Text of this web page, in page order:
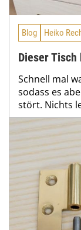
Blog Heiko
Dieser
Schnell mal
sodass es
stört. Nichts